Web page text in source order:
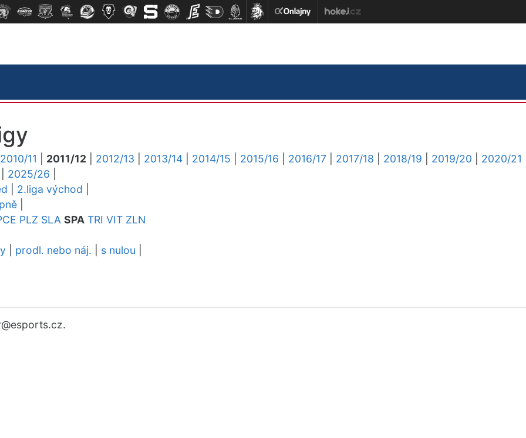
2010/11 2011/12 2012/13 2013/14 2014/15 2015/16 2016/17 2017/18 2018/19 2019/20
2020/21
2025/26
2.liga východ
PLZ SLA SPA TRI VIT ZLN
prodl. nebo náj. s nulou
@esports.cz.